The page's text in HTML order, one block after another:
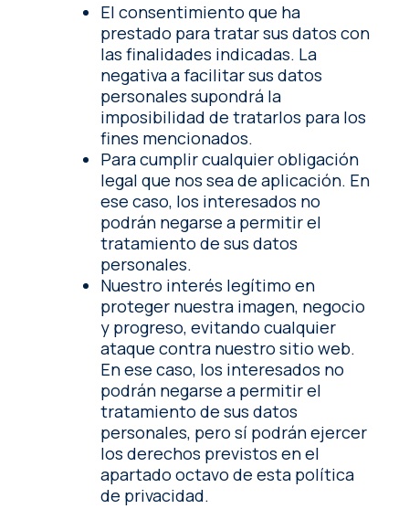
El consentimiento que ha
prestado para tratar sus datos con
las finalidades indicadas. La
negativa a facilitar sus datos
personales supondrá la
imposibilidad de tratarlos para los
fines mencionados.
Para cumplir cualquier obligación
legal que nos sea de aplicación. En
ese caso, los interesados no
podrán negarse a permitir el
tratamiento de sus datos
personales.
Nuestro interés legítimo en
proteger nuestra imagen, negocio
y progreso, evitando cualquier
ataque contra nuestro sitio web.
En ese caso, los interesados no
podrán negarse a permitir el
tratamiento de sus datos
personales, pero sí podrán ejercer
los derechos previstos en el
apartado octavo de esta política
de privacidad.